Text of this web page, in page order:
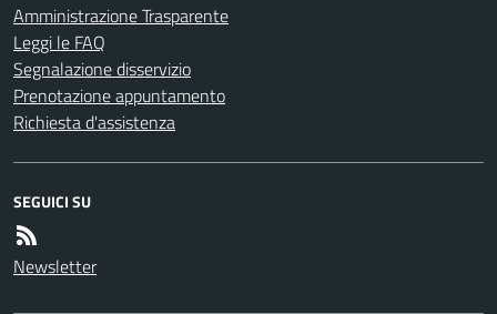
Amministrazione Trasparente
Leggi le FAQ
Segnalazione disservizio
Prenotazione appuntamento
Richiesta d'assistenza
SEGUICI SU
Newsletter